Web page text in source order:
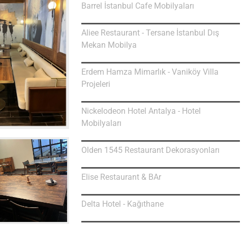
Barrel İstanbul Cafe Mobilyaları
Aliee Restaurant - Tersane İstanbul Dış
Mekan Mobilya
Erdem Hamza Mimarlık - Vaniköy Villa
Projeleri
Nickelodeon Hotel Antalya - Hotel
Mobilyaları
Olden 1545 Restaurant Dekorasyonları
Elise Restaurant & BAr
Delta Hotel - Kağıthane